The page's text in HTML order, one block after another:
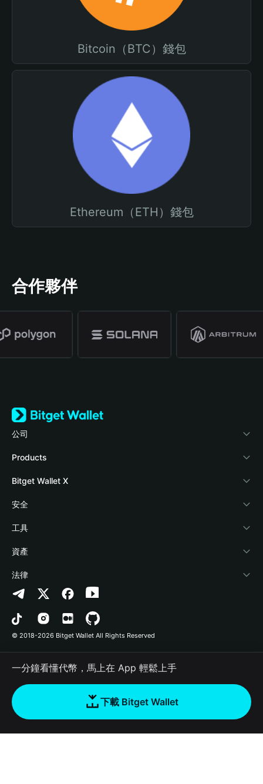
Bitcoin（BTC）錢包
Ethereum（ETH）錢包
合作夥伴
公司
關於 Bitget Wallet
部落格
學院
加密資訊
幫助中心
‌聯繫我們
品牌資源
工作機會
Products
Crypto Card
Stablecoin Earn
Payfi Crypto
Crypto Swap API
Altcoin Season Index
Prediction Markets
DApp
RWA
如何購買加密貨幣
Bitget Wallet X
開發者文件
連接錢包
Bitget Wallet Pay
合作上架
安全
風險保障基金
安全防護技術
工具
快捷買幣
授權檢測
合約檢測
批次轉帳
資產
Arbitrum
Avalanche
Bitcoin
Polygon
法律
隱私協議
用戶使用協議
© 2018-2026 Bitget Wallet All Rights Reserved
一分鐘看懂代幣，馬上在 App 輕鬆上手
下載 Bitget Wallet